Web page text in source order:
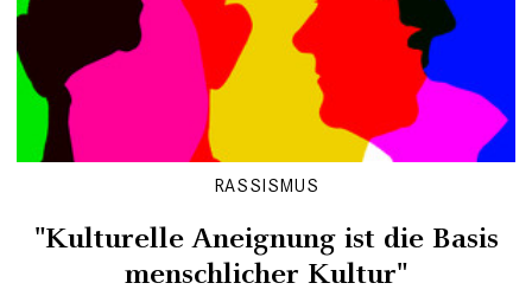
RASSISMUS
"Kulturelle Aneignung ist die Basis
menschlicher Kultur"